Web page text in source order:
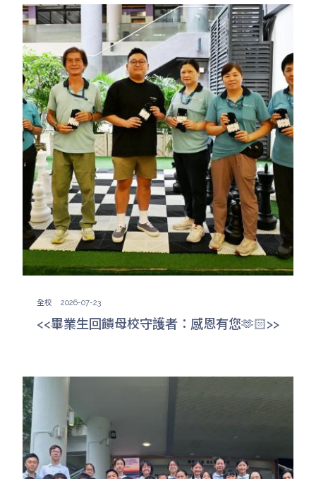
全校 2026-07-23
<<畢業生回饋母校守護者：感恩有您🫶🏻>>